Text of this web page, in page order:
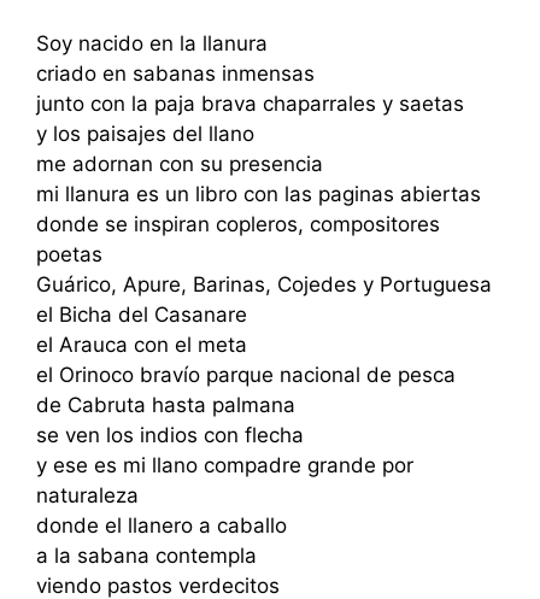
Soy nacido en la llanura
criado en sabanas inmensas
junto con la paja brava chaparrales y saetas
y los paisajes del llano
me adornan con su presencia
mi llanura es un libro con las paginas abiertas
donde se inspiran copleros, compositores
poetas
Guárico, Apure, Barinas, Cojedes y Portuguesa
el Bicha del Casanare
el Arauca con el meta
el Orinoco bravío parque nacional de pesca
de Cabruta hasta palmana
se ven los indios con flecha
y ese es mi llano compadre grande por
naturaleza
donde el llanero a caballo
a la sabana contempla
viendo pastos verdecitos